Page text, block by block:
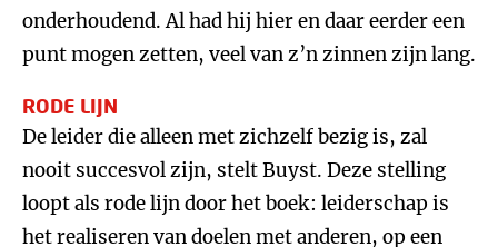
onderhoudend. Al had hij hier en daar eerder een
punt mogen zetten, veel van z’n zinnen zijn lang.
RODE LIJN
De leider die alleen met zichzelf bezig is, zal
nooit succesvol zijn, stelt Buyst. Deze stelling
loopt als rode lijn door het boek: leiderschap is
het realiseren van doelen met anderen, op een